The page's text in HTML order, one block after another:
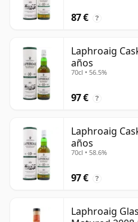
87 € ?
Laphroaig
años
70cl • 56.5%
97 € ?
Laphroaig
años
70cl • 58.6%
97 € ?
Laphroaig